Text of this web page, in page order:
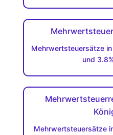
Mehrwertsteuersätze
und
Mehrwertsteuersätze